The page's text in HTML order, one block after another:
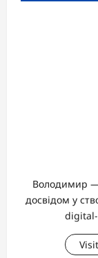
Володимир —
досвідом у
digital-